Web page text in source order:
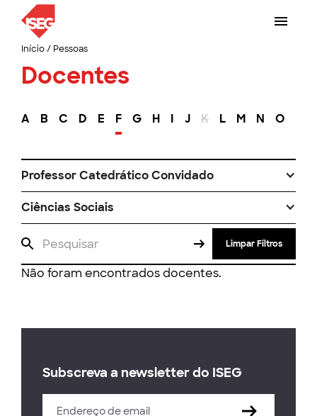
Início/ Pessoas
Docentes
A B C D E F G H I J K L M N O
Professor Catedrático Convidado
Ciências Sociais
Limpar Filtros
Não foram encontrados docentes.
Subscreva a newsletter do ISEG